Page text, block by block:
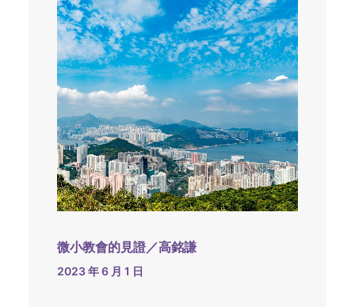
微小教會的見證／高銘謙
2023 年 6 月 1 日